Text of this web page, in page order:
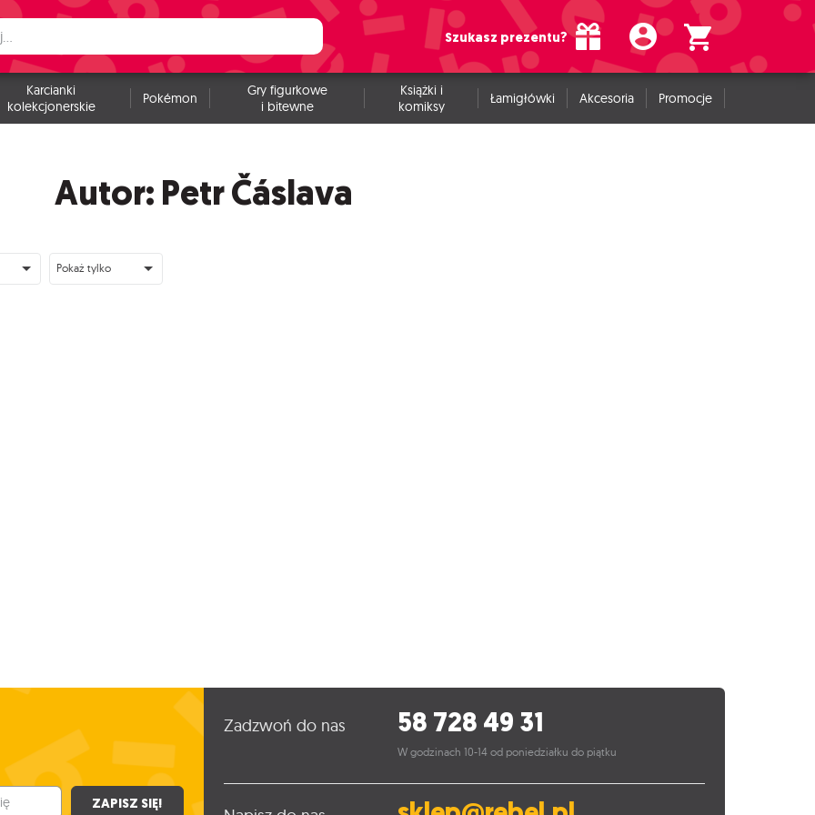
Szukasz prezentu?
Karcianki
kolekcjonerskie
Pokémon
Gry figurkowe
i bitewne
Książki i
komiksy
Łamigłówki Akcesoria Promocje
Autor: Petr Čáslava
Pokaż tylko
ZAPISZ SIĘ!
Zadzwoń do nas 58 728 49 31
W godzinach 10-14 od poniedziałku do piątku